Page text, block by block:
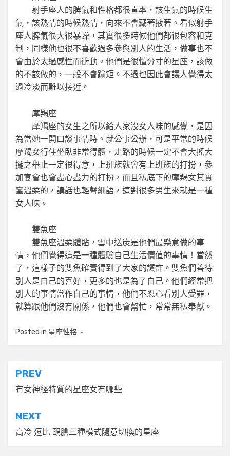
射手座人的脾氣和性格都很直率，該生氣的時候生
氣，該熱情的時候熱情，向來不會藏著掖著。看似射手
座人脾氣很大很暴躁，其實很多時候他們都很包容和克
制，同樣他也很不喜歡過多參與別人的生活，做事也不
會由於太過感性而衝動。他們是很懂分寸的星座，該做
的不該做的，一般不會踰矩。不過也因此會讓人覺得太
過冷淡而難以接近。
摩羯座
摩羯座的女生之所以給人家沒女人味的感覺，是因
為當她一開口談事情時。就公事公辦，可是平常的時候
摩羯女行住坐臥非常得體，走路的時候一定不會大搖大
擺之舉止一定很得意，上班族就會有上班族的打扮，參
加宴會也會盡心盡力的打扮，而且私底下的摩羯女其實
蠻溫柔的，講話也輕聲細語，這對很多男生來就是一種
女人味。
雙魚座
雙魚座溫柔體貼，雪中送炭是他們最樂意做的事
情，他們覺得這是一種體驗自己生活價值的事情！當然
了，這樣子的雙魚確實得到了大家的讚許。雙魚們善待
別人是自己的喜好，更多的也是為了自己。他們經常把
別人的事情當作自己的事情，他們不忍心看別人受罪，
就算跟他們沒有關係，他們也會幫忙，常常無私奉獻。
Posted in 星座性格
文
章
導
覽
PREV
有女神經特質的星座女有哪些
NEXT
高冷 逗比 靦腆三種模式隨意切換的星座